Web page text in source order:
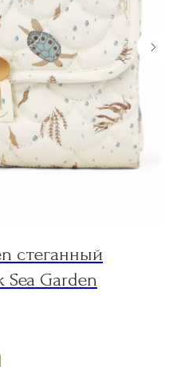
стеганный
Garden